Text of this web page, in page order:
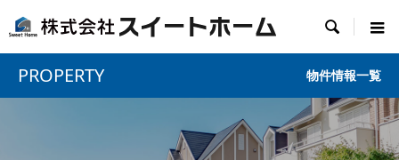

PROPERTY 物件情報一覧